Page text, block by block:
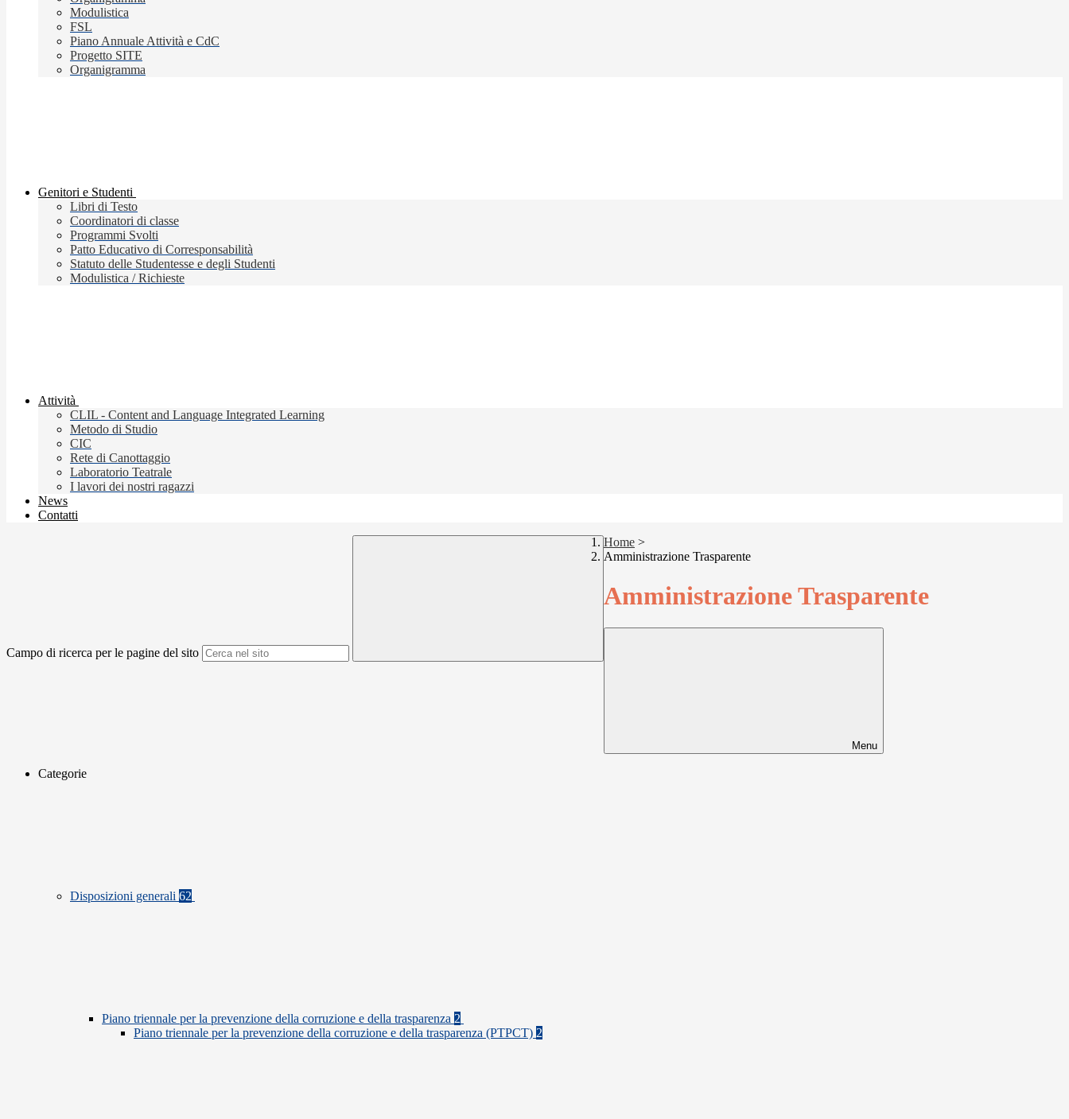
Modulistica
FSL
Piano Annuale Attività e CdC
Progetto SITE
Organigramma
Genitori e Studenti
Libri di Testo
Coordinatori di classe
Programmi Svolti
Patto Educativo di Corresponsabilità
Statuto delle Studentesse e degli Studenti
Modulistica / Richieste
Attività
CLIL - Content and Language Integrated Learning
Metodo di Studio
CIC
Rete di Canottaggio
Laboratorio Teatrale
I lavori dei nostri ragazzi
News
Contatti
Campo di ricerca per le pagine del sito
Home >
Amministrazione Trasparente
Amministrazione Trasparente
Menu
Categorie
Disposizioni generali 62
Piano triennale per la prevenzione della corruzione e della trasparenza 2
Piano triennale per la prevenzione della corruzione e della trasparenza (PTPCT) 2